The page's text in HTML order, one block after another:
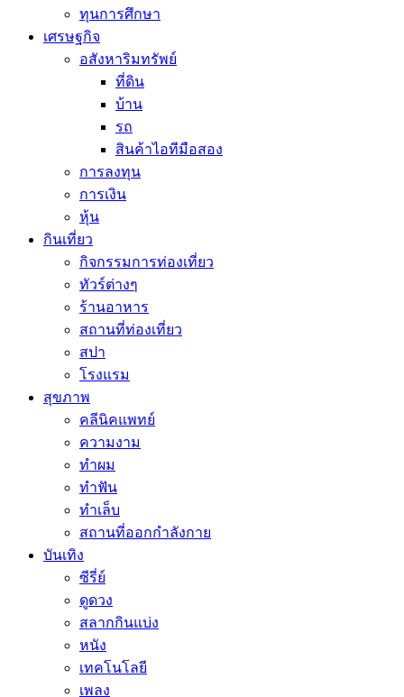
ทุนการศึกษา
เศรษฐกิจ
อสังหาริมทรัพย์
ที่ดิน
บ้าน
รถ
สินค้าไอทีมือสอง
การลงทุน
การเงิน
หุ้น
กินเที่ยว
กิจกรรมการท่องเที่ยว
ทัวร์ต่างๆ
ร้านอาหาร
สถานที่ท่องเที่ยว
สปา
โรงแรม
สุขภาพ
คลีนิคแพทย์
ความงาม
ทำผม
ทำฟัน
ทำเล็บ
สถานที่ออกกำลังกาย
บันเทิง
ซีรี่ย์
ดูดวง
สลากกินแบ่ง
หนัง
เทคโนโลยี
เพลง